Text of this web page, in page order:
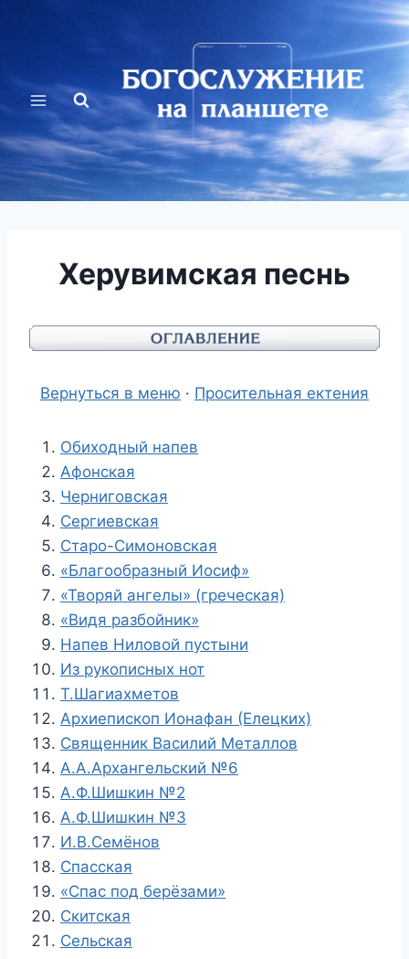
Херувимская песнь
Вернуться в меню · Просительная ектения
Обиходный напев
Афонская
Черниговская
Сергиевская
Старо-Симоновская
«Благообразный Иосиф»
«Творяй ангелы» (греческая)
«Видя разбойник»
Напев Ниловой пустыни
Из рукописных нот
Т.Шагиахметов
Архиепископ Ионафан (Елецких)
Священник Василий Металлов
А.А.Архангельский №6
А.Ф.Шишкин №2
А.Ф.Шишкин №3
И.В.Семёнов
Спасская
«Спас под берёзами»
Скитская
Сельская